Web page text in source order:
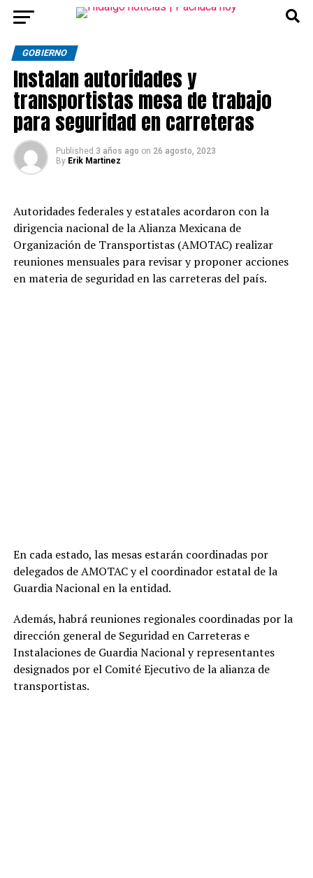
GOBIERNO
Instalan autoridades y
transportistas mesa de trabajo
para seguridad en carreteras
Published 3 años ago on 26 agosto, 2023
By Erik Martinez
Autoridades federales y estatales acordaron con la
dirigencia nacional de la Alianza Mexicana de
Organización de Transportistas (AMOTAC) realizar
reuniones mensuales para revisar y proponer acciones
en materia de seguridad en las carreteras del país.
En cada estado, las mesas estarán coordinadas por
delegados de AMOTAC y el coordinador estatal dela
Guardia Nacional en la entidad.
Además, habrá reuniones regionales coordinadas por la
dirección general de Seguridad en Carreteras e
Instalaciones de Guardia Nacional y representantes
designados por el Comité Ejecutivo de la alianza de
transportistas.